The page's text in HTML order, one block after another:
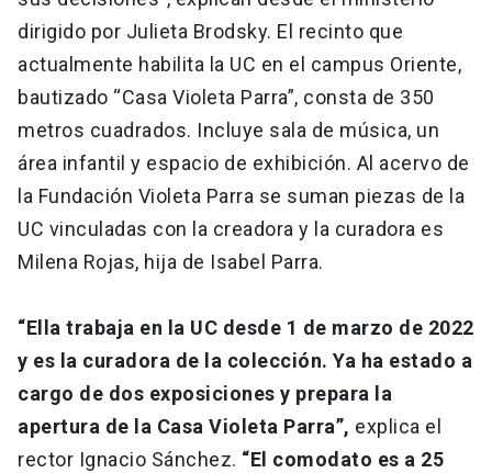
dirigido por Julieta Brodsky. El recinto que
actualmente habilita la UC en el campus Oriente,
bautizado “Casa Violeta Parra”, consta de 350
metros cuadrados. Incluye sala de música, un
área infantil y espacio de exhibición. Al acervo de
la Fundación Violeta Parra se suman piezas de la
UC vinculadas con la creadora y la curadora es
Milena Rojas, hija de Isabel Parra.
“Ella trabaja en la UC desde 1 de marzo de 2022
y es la curadora de la colección. Ya ha estado a
cargo de dos exposiciones y prepara la
apertura de la Casa Violeta Parra”, explica el
rector Ignacio Sánchez. “El comodato es a 25